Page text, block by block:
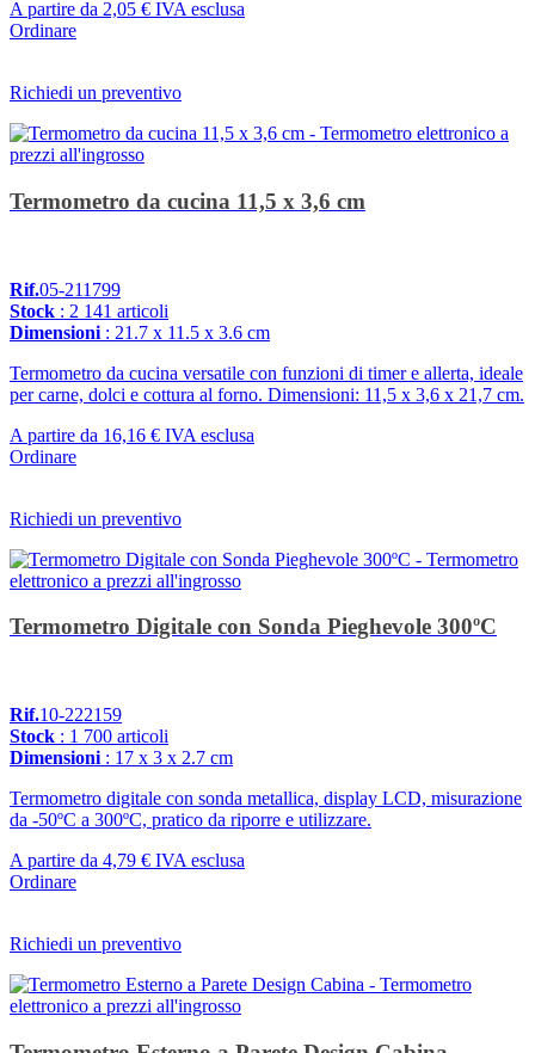
A partire da 2,05 € IVA esclusa
Ordinare
Richiedi un preventivo
Termometro da cucina 11,5 x 3,6 cm
Rif.05-211799
Stock : 2 141 articoli
Dimensioni : 21.7 x 11.5 x 3.6 cm
Termometro da cucina versatile con funzioni di timer e allerta, ideale
per carne, dolci e cottura al forno. Dimensioni: 11,5 x 3,6 x 21,7 cm.
A partire da 16,16 € IVA esclusa
Ordinare
Richiedi un preventivo
Termometro Digitale con Sonda Pieghevole 300ºC
Rif.10-222159
Stock : 1 700 articoli
Dimensioni : 17 x 3 x 2.7 cm
Termometro digitale con sonda metallica, display LCD, misurazione
da -50ºC a 300ºC, pratico da riporre e utilizzare.
A partire da 4,79 € IVA esclusa
Ordinare
Richiedi un preventivo